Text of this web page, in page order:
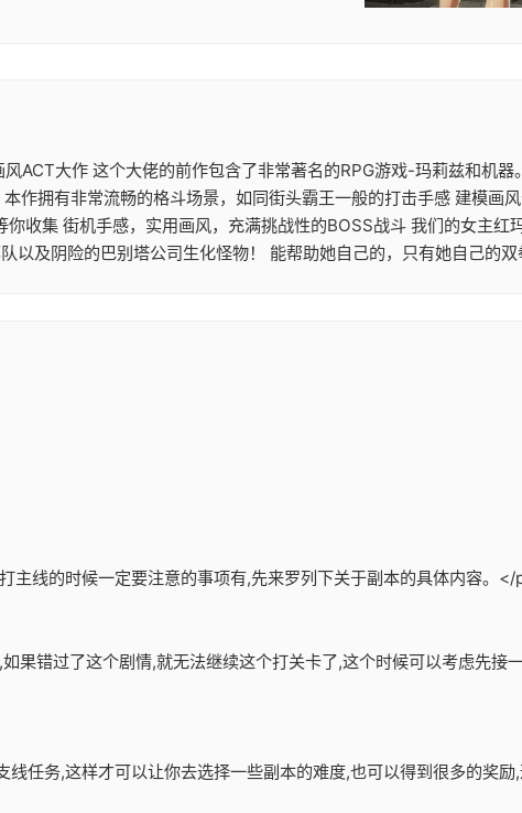
ACT大作 这个大佬的前作包含了非常著名的RPG游戏-玛莉兹和机
作拥有非常流畅的格斗场景，如同街头霸王一般的打击手感 建模画
收集 街机手感，实用画风，充满挑战性的BOSS战斗 我们的女主
以及阴险的巴别塔公司生化怪物！ 能帮助她自己的，只有她自己的双
主线的时候一定要注意的事项有,先来罗列下关于副本的具体内容。</
果错过了这个剧情,就无法继续这个打关卡了,这个时候可以考虑先接
任务,这样才可以让你去选择一些副本的难度,也可以得到很多的奖